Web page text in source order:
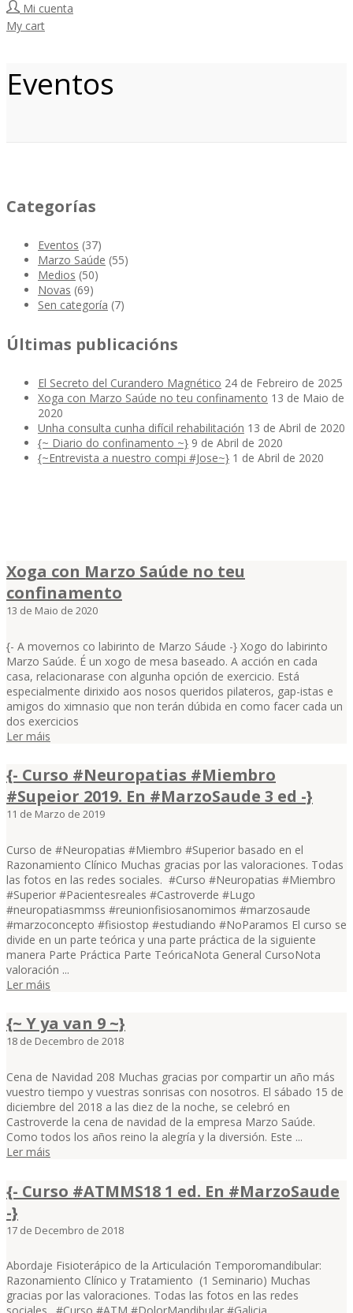
Mi cuenta
My cart
Eventos
Categorías
Eventos (37)
Marzo Saúde (55)
Medios (50)
Novas (69)
Sen categoría (7)
Últimas publicacións
El Secreto del Curandero Magnético 24 de Febreiro de 2025
Xoga con Marzo Saúde no teu confinamento 13 de Maio de
2020
Unha consulta cunha difícil rehabilitación 13 de Abril de 2020
{~ Diario do confinamento ~} 9 de Abril de 2020
{~Entrevista a nuestro compi #Jose~} 1 de Abril de 2020
Xoga con Marzo Saúde no teu
confinamento
13 de Maio de 2020
{- A movernos co labirinto de Marzo Sáude -} Xogo do labirinto
Marzo Saúde. É un xogo de mesa baseado. A acción en cada
casa, relacionarase con algunha opción de exercicio. Está
especialmente dirixido aos nosos queridos pilateros, gap-istas e
amigos do ximnasio que non terán dúbida en como facer cada un
dos exercicios
Ler máis
{- Curso #Neuropatias #Miembro
#Supeior 2019. En #MarzoSaude 3 ed -}
11 de Marzo de 2019
Curso de #Neuropatias #Miembro #Superior basado en el
Razonamiento Clínico Muchas gracias por las valoraciones. Todas
las fotos en las redes sociales. #Curso #Neuropatias #Miembro
#Superior #Pacientesreales #Castroverde #Lugo
#neuropatiasmmss #reunionfisiosanomimos #marzosaude
#marzoconcepto #fisiostop #estudiando #NoParamos El curso se
divide en un parte teórica y una parte práctica de la siguiente
manera Parte Práctica Parte TeóricaNota General CursoNota
valoración ...
Ler máis
{~ Y ya van 9 ~}
18 de Decembro de 2018
Cena de Navidad 208 Muchas gracias por compartir un año más
vuestro tiempo y vuestras sonrisas con nosotros. El sábado 15 de
diciembre del 2018 a las diez de la noche, se celebró en
Castroverde la cena de navidad de la empresa Marzo Saúde.
Como todos los años reino la alegría y la diversión. Este ...
Ler máis
{- Curso #ATMMS18 1 ed. En #MarzoSaude
-}
17 de Decembro de 2018
Abordaje Fisioterápico de la Articulación Temporomandibular:
Razonamiento Clínico y Tratamiento (1 Seminario) Muchas
gracias por las valoraciones. Todas las fotos en las redes